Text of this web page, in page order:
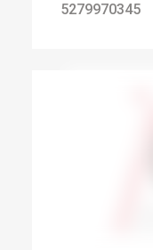
5279970345